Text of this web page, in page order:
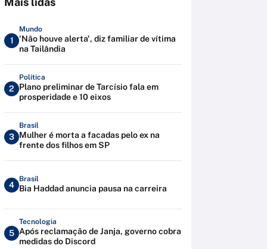
1
Mundo
'Não houve alerta', diz familiar de vítima
na Tailândia
2
Política
Plano preliminar de Tarcísio fala em
prosperidade e 10 eixos
3
Brasil
Mulher é morta a facadas pelo ex na
frente dos filhos em SP
4
Brasil
Bia Haddad anuncia pausa na carreira
5
Tecnologia
Após reclamação de Janja, governo cobra
medidas do Discord